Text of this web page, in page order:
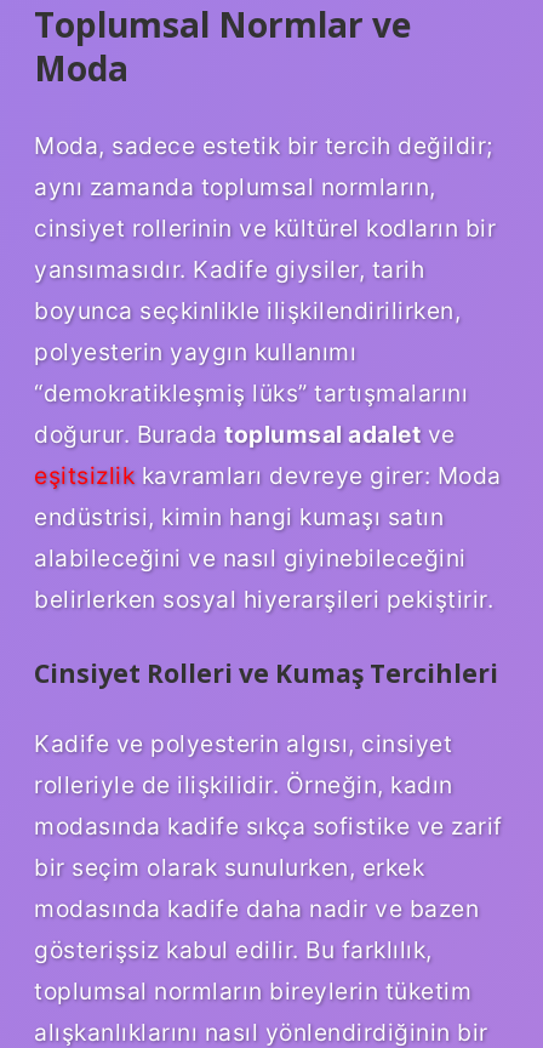
Toplumsal Normlar ve
Moda
Moda, sadece estetik bir tercih değildir;
aynı zamanda toplumsal normların,
cinsiyet rollerinin ve kültürel kodların bir
yansımasıdır. Kadife giysiler, tarih
boyunca seçkinlikle ilişkilendirilirken,
polyesterin yaygın kullanımı
“demokratikleşmiş lüks” tartışmalarını
doğurur. Burada toplumsal adaletve
eşitsizlikkavramları devreye girer: Moda
endüstrisi, kimin hangi kumaşı satın
alabileceğini ve nasıl giyinebileceğini
belirlerken sosyal hiyerarşileri pekiştirir.
Cinsiyet Rolleri ve Kumaş Tercihleri
Kadife ve polyesterin algısı, cinsiyet
rolleriyle de ilişkilidir. Örneğin, kadın
modasında kadife sıkça sofistike ve zarif
bir seçim olarak sunulurken, erkek
modasında kadife daha nadir ve bazen
gösterişsiz kabul edilir. Bu farklılık,
toplumsal normların bireylerin tüketim
alışkanlıklarını nasıl yönlendirdiğinin bir